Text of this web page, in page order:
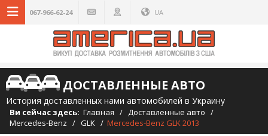
067-966-62-24 UA
ДОСТАВЛЕННЫЕ АВТО
История доставленных нами автомобилей в Украину
Ви сейчас здесь: Главная / Доставленные авто /
Mercedes-Benz / GLK / Mercedes-Benz GLK 2013